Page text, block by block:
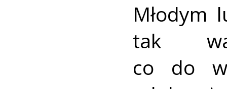
Młodym
tak
co do